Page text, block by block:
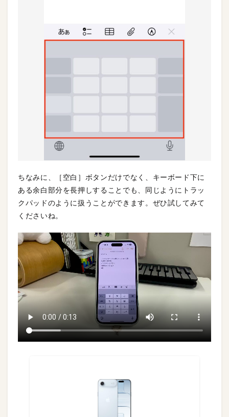
ちなみに、［空白］ボタンだけでなく、キーボード下に
ある余白部分を長押しすることでも、同じようにトラッ
クパッドのように扱うことができます。ぜひ試してみて
くださいね。